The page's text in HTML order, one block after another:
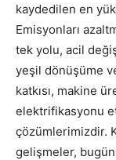
kaydedilen en
Emisyonları
tek yolu, acil
yeşil dönüşüme
katkısı, makine
elektrifikasyonu
çözümlerimizdir.
gelişmeler,